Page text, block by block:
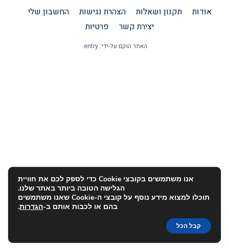
אודות
תקנון ושאלות הצהרת נגישות
החשבון שלי
יצירת קשר
פרטיות
האתר הוקם על-ידי:entry
.
אנו משתמשים בקובצי Cookie כדי לספק לכם את חוויית
הגלישה הטובה ביותר באתר שלנו.
תוכלו למצוא מידע נוסף על קובצי ה-Cookie שאנו משתמשים
בהם או לכבות אותם ב-הגדרות.
קבל הכל